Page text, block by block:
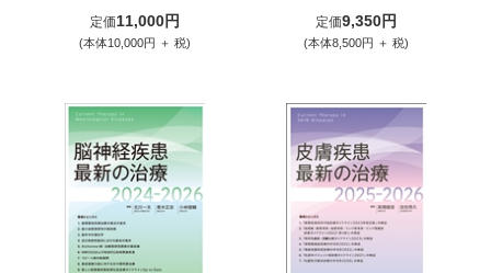
定価11,000円
(本体10,000円 ＋ 税)
定価9,350円
(本体8,500円 ＋ 税)